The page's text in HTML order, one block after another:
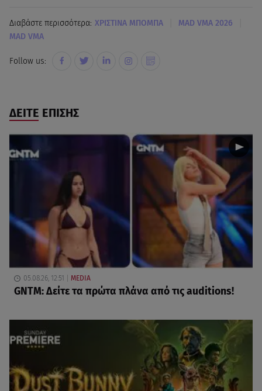
Διαβάστε περισσότερα: ΧΡΙΣΤΙΝΑ ΜΠΟΜΠΑ MAD VMA 2026
MAD VMA
Follow us:
ΔΕΙΤΕ ΕΠΙΣΗΣ
05.08.26, 12:51 MEDIA
GNTM: Δείτε τα πρώτα πλάνα από τις auditions!